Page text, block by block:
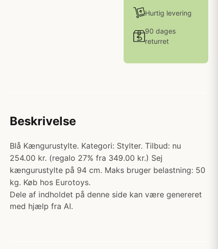
Hurtig levering
90 dages
returret
Beskrivelse
Blå Kængurustylte. Kategori: Stylter. Tilbud: nu
254.00 kr. (regalo 27% fra 349.00 kr.) Sej
kængurustylte på 94 cm. Maks bruger belastning: 50
kg. Køb hos Eurotoys.
Dele af indholdet på denne side kan være genereret
med hjælp fra AI.